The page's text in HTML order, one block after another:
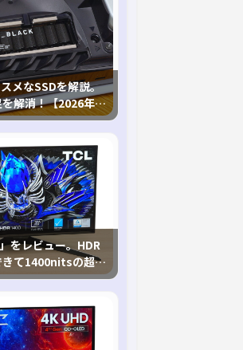
メなSSDを解説。
解消！【2026年最
対応】
をレビュー。HDR
きて1400nitsの超高